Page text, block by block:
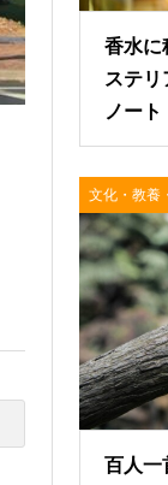
香水に
ステ
ノート
文化・教養
百人一